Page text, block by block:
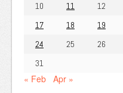
10
11 12
17
18 19
24
25 26
31
« Feb Apr »